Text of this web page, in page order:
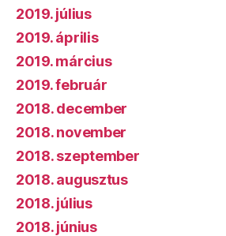
2019. július
2019. április
2019. március
2019. február
2018. december
2018. november
2018. szeptember
2018. augusztus
2018. július
2018. június